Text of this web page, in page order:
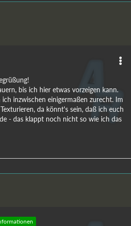
bis ich hier etwas vorzeigen kann.
inzwischen einigermaßen zurecht. Im
da könnt's sein, daß ich euch
- das klappt noch nicht so wie ich das